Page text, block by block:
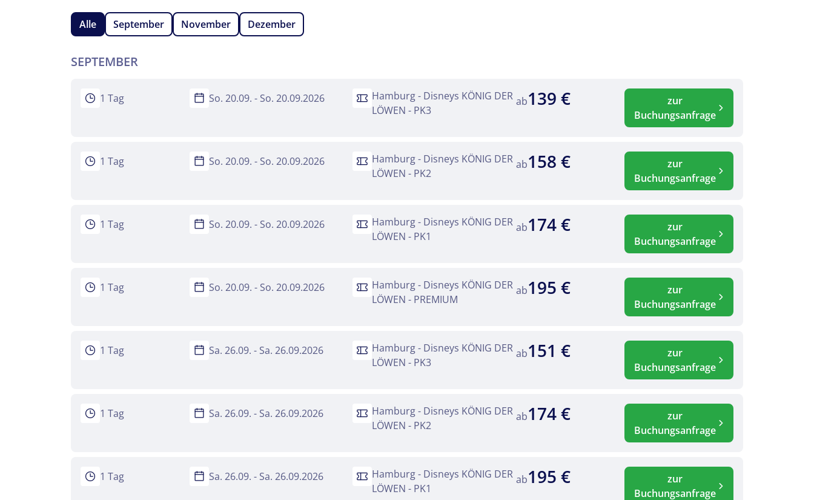
Musical Disney DER KÖNIG DER LÖWEN
Alle September November Dezember
SEPTEMBER
1 Tag So. 20.09. - So. 20.09.2026
Hamburg - Disneys KÖNIG DER
LÖWEN - PK3
ab139 €
zur
Buchungsanfrage
1 Tag So. 20.09. - So. 20.09.2026
Hamburg - Disneys KÖNIG DER
LÖWEN - PK2
ab158 €
zur
Buchungsanfrage
1 Tag So. 20.09. - So. 20.09.2026
Hamburg - Disneys KÖNIG DER
LÖWEN - PK1
ab174 €
zur
Buchungsanfrage
1 Tag So. 20.09. - So. 20.09.2026
Hamburg - Disneys KÖNIG DER
LÖWEN - PREMIUM
ab195 €
zur
Buchungsanfrage
1 Tag Sa. 26.09. - Sa. 26.09.2026
Hamburg - Disneys KÖNIG DER
LÖWEN - PK3
ab151 €
zur
Buchungsanfrage
1 Tag Sa. 26.09. - Sa. 26.09.2026
Hamburg - Disneys KÖNIG DER
LÖWEN - PK2
ab174 €
zur
Buchungsanfrage
1 Tag Sa. 26.09. - Sa. 26.09.2026
Hamburg - Disneys KÖNIG DER
LÖWEN - PK1
ab195 €
zur
Buchungsanfrage